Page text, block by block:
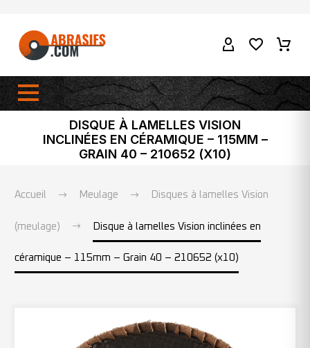
DISQUE À LAMELLES VISION
INCLINÉES EN CÉRAMIQUE – 115MM –
GRAIN 40 – 210652 (X10)
Accueil Meulage Disques à lamelles Vision
(meulage) Disque à lamelles Vision inclinées en
céramique – 115mm – Grain 40 – 210652 (x10)